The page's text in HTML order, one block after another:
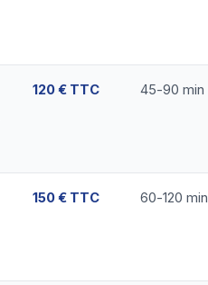
120 € TTC 45-90 min
150 € TTC 60-120 min